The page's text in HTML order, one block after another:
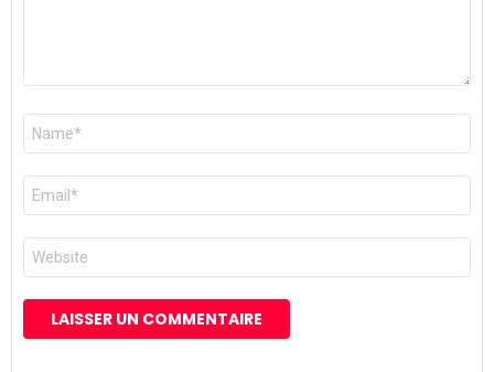
Nom
E-
mail
*
Site
web